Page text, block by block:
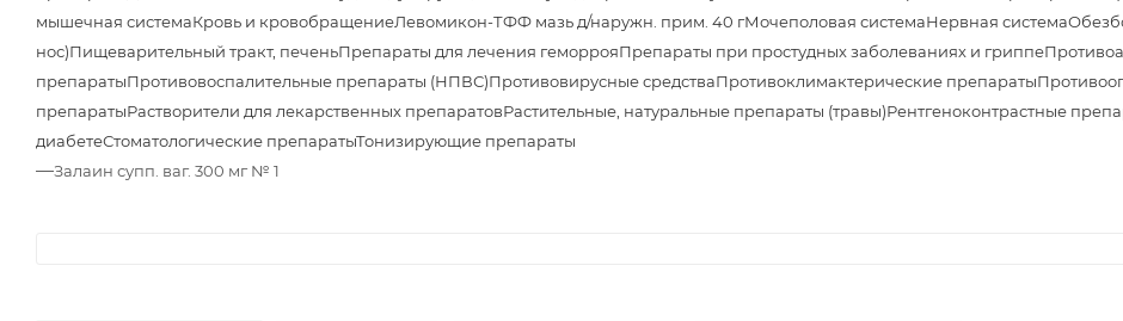
мышечная системаКровь и кровобращениеЛевомикон-ТФФ мазь д/наружн. прим. 40 гМочеполовая системаНервная система
нос)Пищеварительный тракт, печеньПрепараты для лечения геморрояПрепараты при простудных заболеваниях и гриппе
препаратыПротивовоспалительные препараты (НПВС)Противовирусные средстваПротивоклимактерические препараты
препаратыРастворители для лекарственных препаратовРастительные, натуральные препараты (травы)Рентгеноконтрастные
диабетеСтоматологические препаратыТонизирующие препараты
—Залаин супп. ваг. 300 мг № 1